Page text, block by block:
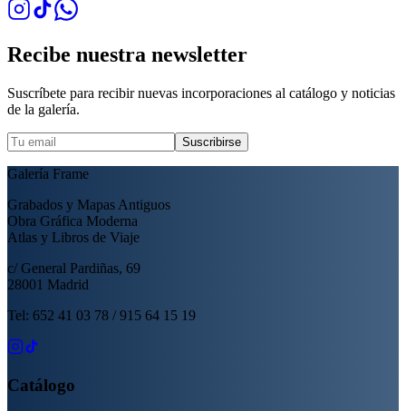
Recibe nuestra newsletter
Suscríbete para recibir nuevas incorporaciones al catálogo y noticias
de la galería.
Suscribirse
Galería Frame
Grabados y Mapas Antiguos
Obra Gráfica Moderna
Atlas y Libros de Viaje
c/ General Pardiñas, 69
28001 Madrid
Tel: 652 41 03 78 / 915 64 15 19
Catálogo